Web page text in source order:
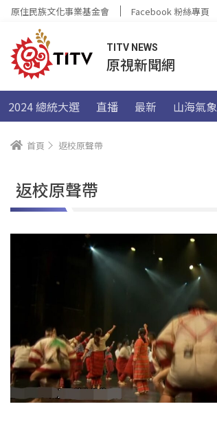
原住民族文化事業基金會 Facebook 粉絲專頁
TITV NEWS
原視新聞網
2024 總統大選 直播 最新 山海氣象
首頁 返校原聲帶
返校原聲帶